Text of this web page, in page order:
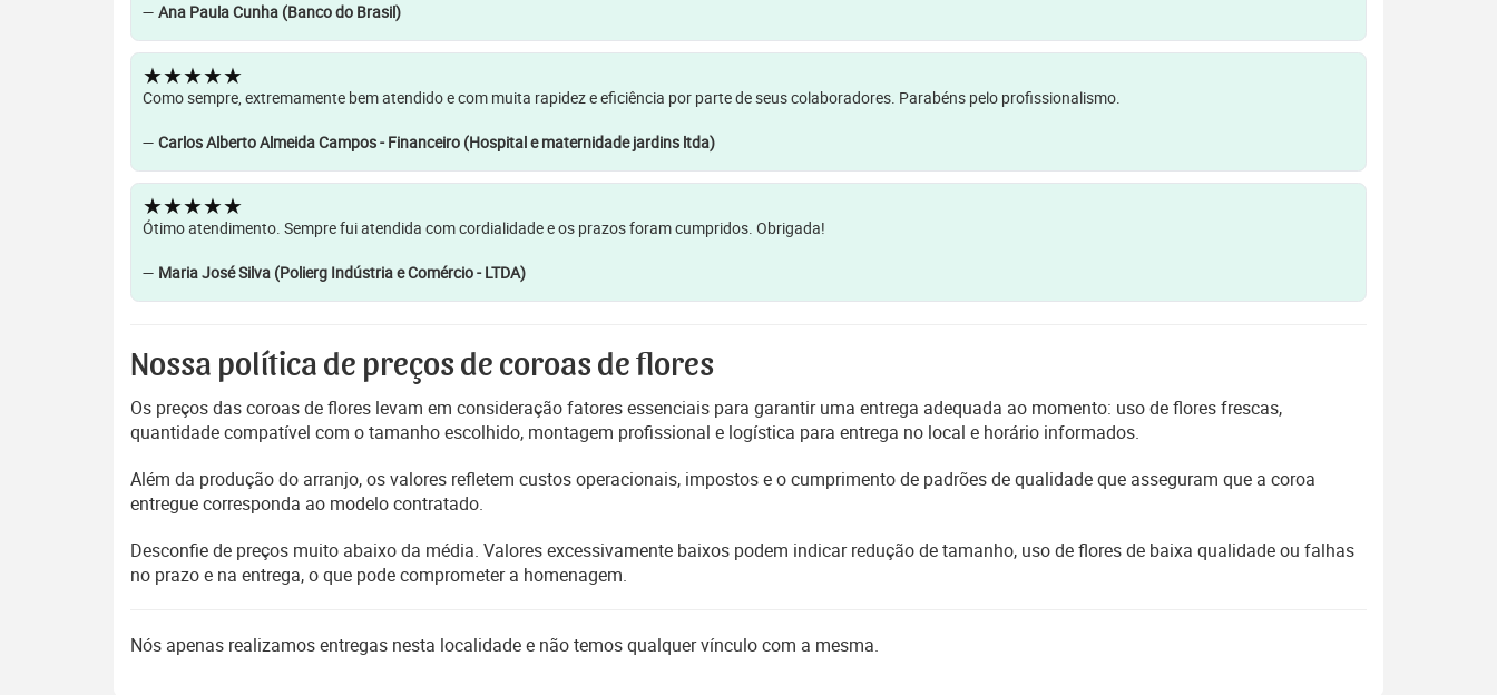
— Ana Paula Cunha (Banco do Brasil)
★★★★★
Como sempre, extremamente bem atendido e com muita rapidez e eficiência por parte de seus colaboradores. Parabéns pelo profissionalismo.
— Carlos Alberto Almeida Campos - Financeiro (Hospital e maternidade jardins ltda)
★★★★★
Ótimo atendimento. Sempre fui atendida com cordialidade e os prazos foram cumpridos. Obrigada!
— Maria José Silva (Polierg Indústria e Comércio - LTDA)
Nossa política de preços de coroas de flores
Os preços das coroas de flores levam em consideração fatores essenciais para garantir uma entrega adequada ao momento: uso de flores frescas,
quantidade compatível com o tamanho escolhido, montagem profissional e logística para entrega no local e horário informados.
Além da produção do arranjo, os valores refletem custos operacionais, impostos e o cumprimento de padrões de qualidade que asseguram que a coroa
entregue corresponda ao modelo contratado.
Desconfie de preços muito abaixo da média. Valores excessivamente baixos podem indicar redução de tamanho, uso de flores de baixa qualidade ou falhas
no prazo e na entrega, o que pode comprometer a homenagem.
Nós apenas realizamos entregas nesta localidade e não temos qualquer vínculo com a mesma.